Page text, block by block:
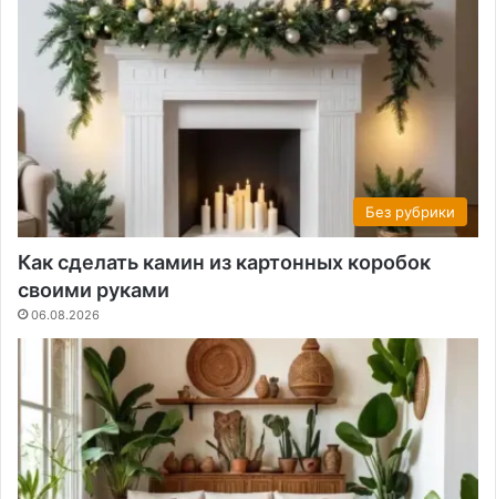
Без рубрики
Как сделать камин из картонных коробок
своими руками
06.08.2026